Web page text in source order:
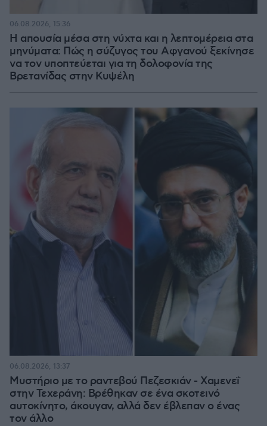
Η απουσία μέσα στη νύχτα και η λεπτομέρεια στα
μηνύματα: Πώς η σύζυγος του Αφγανού ξεκίνησε
να τον υποπτεύεται για τη δολοφονία της
Βρετανίδας στην Κυψέλη
06.08.2026, 15:36
Μυστήριο με το ραντεβού Πεζεσκιάν - Χαμενεΐ
στην Τεχεράνη: Βρέθηκαν σε ένα σκοτεινό
αυτοκίνητο, άκουγαν, αλλά δεν έβλεπαν ο ένας
τον άλλο
06.08.2026, 13:37